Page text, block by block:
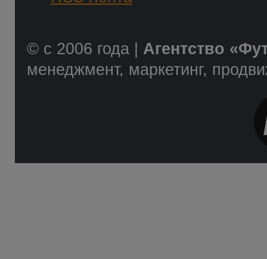
© с 2006 года | Агентство
менеджмент, маркетинг,